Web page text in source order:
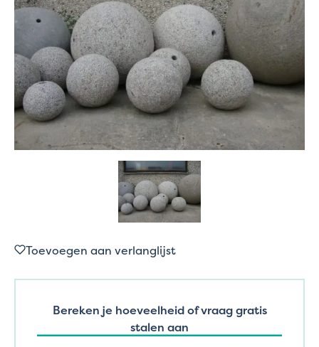
Toevoegen aan verlanglijst
Bereken je hoeveelheid of vraag gratis
stalen aan